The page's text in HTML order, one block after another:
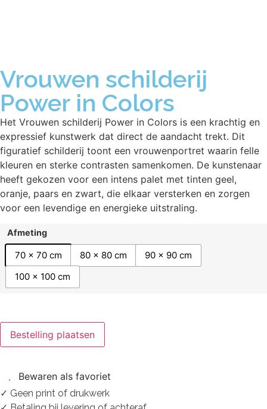
Vrouwen schilderij
Power in Colors
Het Vrouwen schilderij Power in Colors is een krachtig en
expressief kunstwerk dat direct de aandacht trekt. Dit
figuratief schilderij toont een vrouwenportret waarin felle
kleuren en sterke contrasten samenkomen. De kunstenaar
heeft gekozen voor een intens palet met tinten geel,
oranje, paars en zwart, die elkaar versterken en zorgen
voor een levendige en energieke uitstraling.
Afmeting
70 x 70 cm 80 x 80 cm
90 x 90 cm
100 x 100 cm
Bestelling plaatsen
Bewaren als favoriet
✓ Geen print of drukwerk